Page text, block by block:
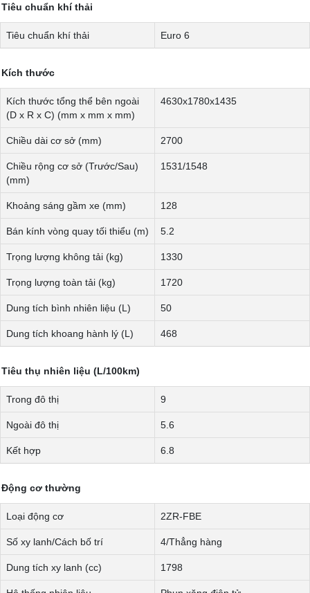
Tiêu chuẩn khí thải
Tiêu chuẩn khí thải Euro 6
Kích thước
Kích thước tổng thể bên ngoài
(D x R x C) (mm x mm x mm)
4630x1780x1435
Chiều dài cơ sở (mm) 2700
Chiều rộng cơ sở (Trước/Sau)
(mm)
1531/1548
Khoảng sáng gầm xe (mm) 128
Bán kính vòng quay tối thiểu (m) 5.2
Trọng lượng không tải (kg) 1330
Trọng lượng toàn tải (kg) 1720
Dung tích bình nhiên liệu (L) 50
Dung tích khoang hành lý (L) 468
Tiêu thụ nhiên liệu (L/100km)
Trong đô thị 9
Ngoài đô thị 5.6
Kết hợp 6.8
Động cơ thường
Loại động cơ 2ZR-FBE
Số xy lanh/Cách bố trí 4/Thẳng hàng
Dung tích xy lanh (cc) 1798